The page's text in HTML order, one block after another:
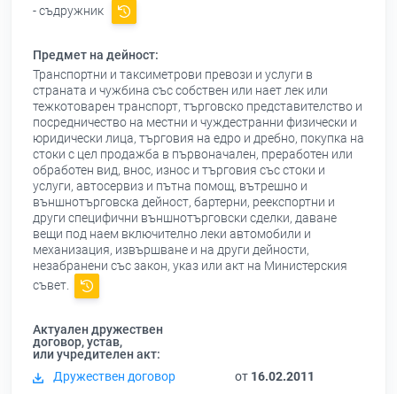
- съдружник
Предмет на дейност:
Транспортни и таксиметрови превози и услуги в
страната и чужбина със собствен или нает лек или
тежкотоварен транспорт, търговско представителство и
посредничество на местни и чуждестранни физически и
юридически лица, търговия на едро и дребно, покупка на
стоки с цел продажба в първоначален, преработен или
обработен вид, внос, износ и търговия със стоки и
услуги, автосервиз и пътна помощ, вътрешно и
външнотърговска дейност, бартерни, реекспортни и
други специфични външнотърговски сделки, даване
вещи под наем включително леки автомобили и
механизация, извършване и на други дейности,
незабранени със закон, указ или акт на Министерския
съвет.
Актуален дружествен
договор, устав,
или учредителен акт:
Дружествен договор
от 16.02.2011